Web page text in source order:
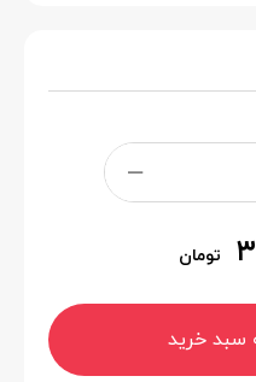
تومان
سبد خرید